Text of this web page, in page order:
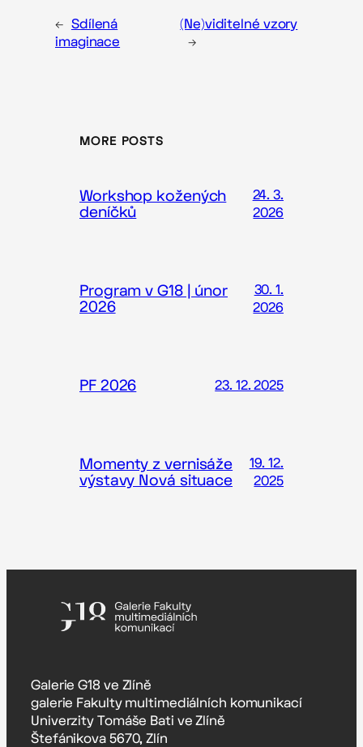
← Sdílená
imaginace
(Ne)viditelné vzory
→
MORE POSTS
Workshop kožených
deníčků
24. 3.
2026
Program v G18 | únor
2026
30. 1.
2026
PF 2026 23. 12. 2025
Momenty z vernisáže
výstavy Nová situace
19. 12.
2025
Galerie G18 ve Zlíně
galerie Fakulty multimediálních komunikací
Univerzity Tomáše Bati ve Zlíně
Štefánikova 5670, Zlín